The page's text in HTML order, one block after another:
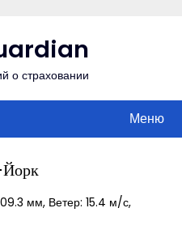
о страховании
Меню
мм, Ветер: 15.4 м/с,